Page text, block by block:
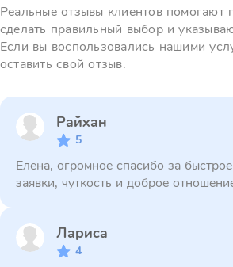
Реальные отзывы клиентов помогают
сделать правильный выбор и
Если вы воспользовались нашими
оставить свой отзыв.
Райхан
5
Елена, огромное спасибо за
заявки, чуткость и доброе
Лариса
4